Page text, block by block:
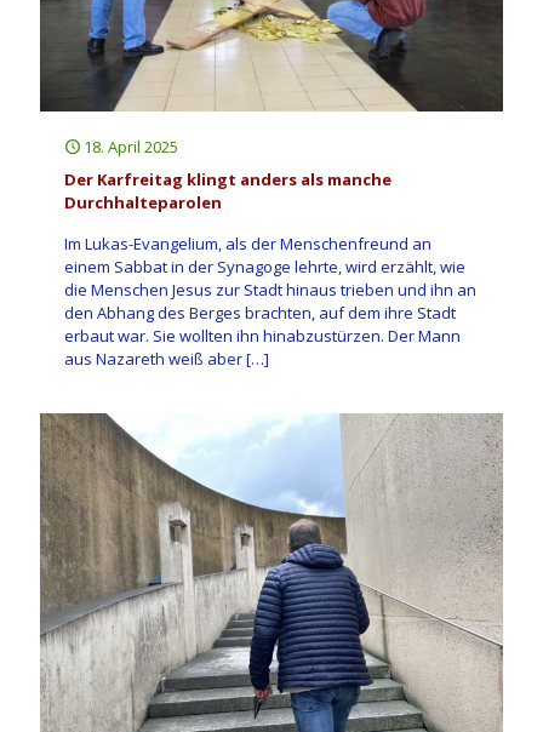
18. April 2025
Der Karfreitag klingt anders als manche
Durchhalteparolen
Im Lukas-Evangelium, als der Menschenfreund an
einem Sabbat in der Synagoge lehrte, wird erzählt, wie
die Menschen Jesus zur Stadt hinaus trieben und ihn an
den Abhang des Berges brachten, auf dem ihre Stadt
erbaut war. Sie wollten ihn hinabzustürzen. Der Mann
aus Nazareth weiß aber[…]